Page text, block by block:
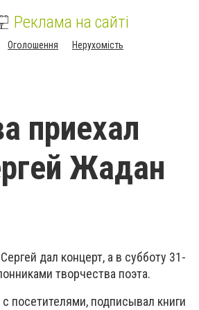
Реклама на сайті
Оголошення Нерухомість
приехал
Жадан
дал концерт, а в субботу 31-
творчества поэта.
посетителями, подписывал книги